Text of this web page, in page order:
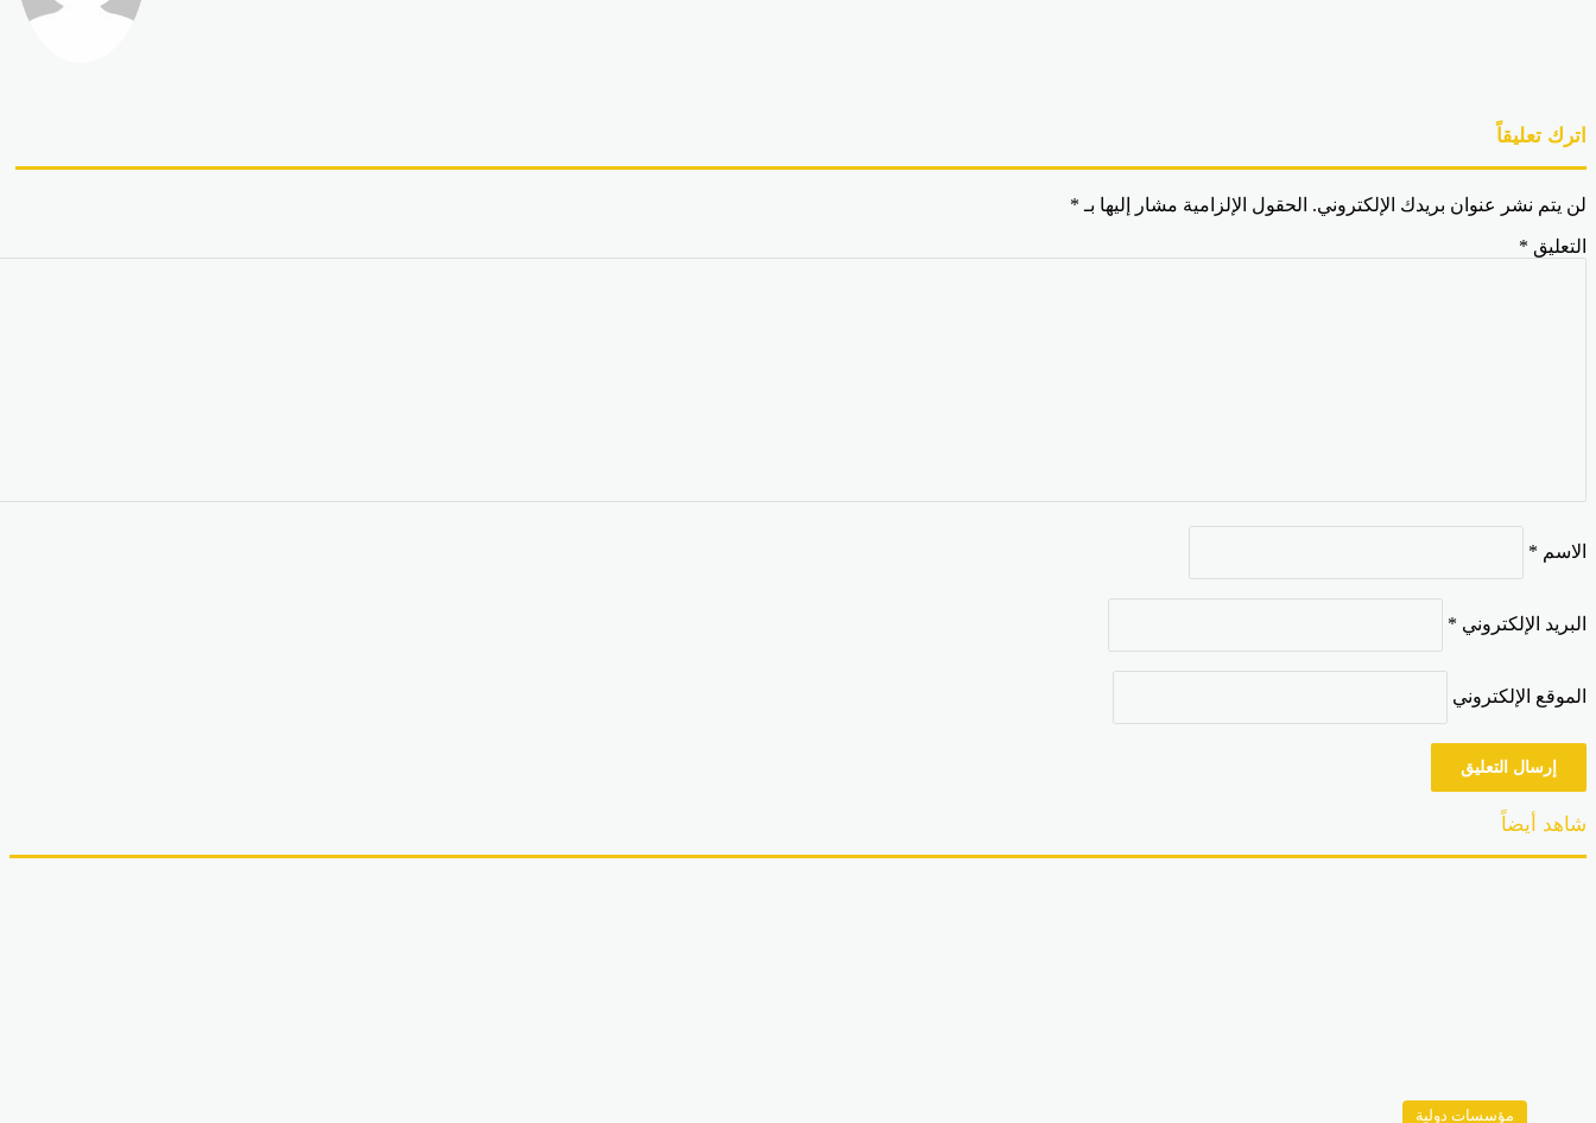
اترك تعليقاً
لن يتم نشر عنوان بريدك الإلكتروني. الحقول الإلزامية مشار إليها بـ *
التعليق *
الاسم *
البريد الإلكتروني *
الموقع الإلكتروني
شاهد أيضاً
مؤسسات دولية